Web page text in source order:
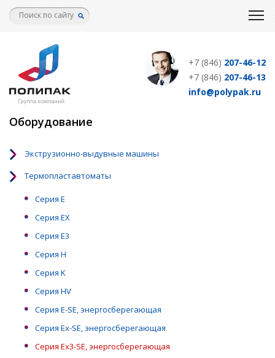
Перейти
к
+7 (846) 207-46-12
+7 (846) 207-46-13
info@polypak.ru
Оборудование
Экструзионно-выдувные машины
Термопластавтоматы
Серия Е
Серия EX
Серия Е3
Серия Н
Серия K
Серия HV
Серия E-SE, энергосберегающая
Серия Ex-SE, энергосберегающая
Серия Ex3-SE, энергосберегающая